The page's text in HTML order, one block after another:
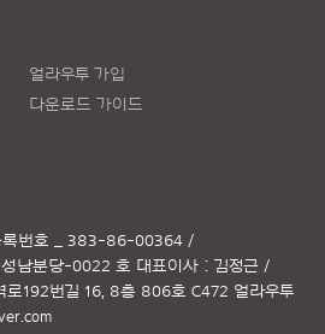
얼라우투 가입
다운로드 가이드
록번호 _ 383-86-00364 /
남분당-0022 호 대표이사 : 김정근 /
로192번길 16, 8층 806호 C472 얼라우투